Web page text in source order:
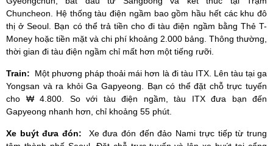
Chuncheon. Hệ thống tàu điện ngầm bao gồm hầu hết các khu đô
thị ở Seoul. Bạn có thể trả tiền cho đi tàu điện ngầm bằng Thẻ T-
Money hoặc tiền mặt và chi phí khoảng 2.000 bảng. Thông thường,
thời gian đi tàu điện ngầm chỉ mất hơn một tiếng rưỡi.
Train: Một phương pháp thoải mái hơn là đi tàu ITX. Lên tàu tại ga
Yongsan và ra khỏi Ga Gapyeong. Bạn có thể đặt chỗ trực tuyến
cho ₩ 4.800. So với tàu điện ngầm, tàu ITX đưa bạn đến
Gapyeong nhanh hơn, chỉ khoảng 55 phút.
Xe buýt đưa đón: Xe đưa đón đến đảo Nami trực tiếp từ trung